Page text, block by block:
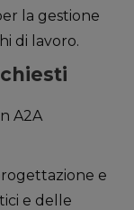
la gestione
di lavoro.
A2A
e
e delle